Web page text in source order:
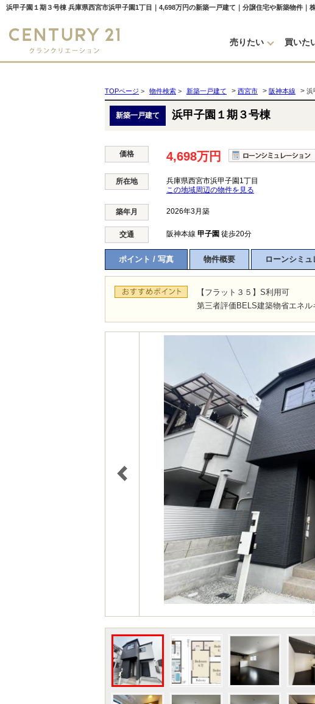
浜甲子園１期３号棟 兵庫県西宮市浜甲子園1丁目｜4,698万円の新築一戸建て｜分譲住宅や新築物件｜
売りたい 買いた
TOPページ > 物件検索 > 新築一戸建て > 西宮市 > 阪神本線 > 浜
新築一戸建て 浜甲子園１期３号棟
価格 4,698万円
所在地
兵庫県西宮市浜甲子園1丁目
この地域周辺の物件を見る
築年月 2026年3月築
交通 阪神本線 甲子園 徒歩20分
ポイント / 写真 物件概要 ローンシミ
【フラット３５】S利用可
第三者評価BELS建築物省エネ